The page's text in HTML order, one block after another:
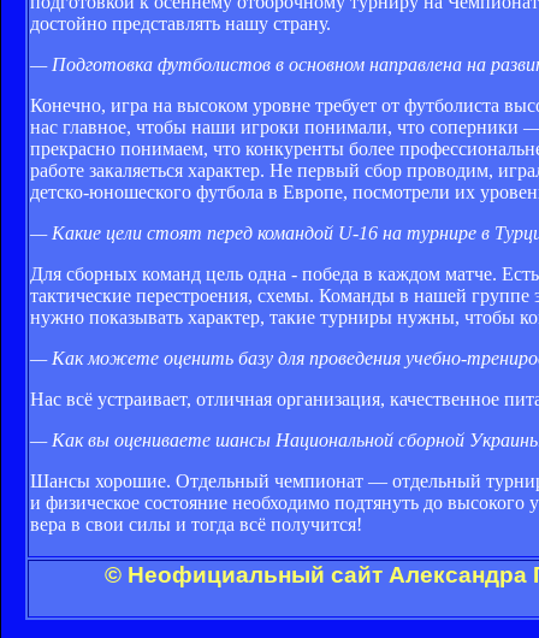
достойно представлять нашу страну.
— Подготовка футболистов в основном направлена на
Конечно, игра на высоком уровне требует от футболиста
нас главное, чтобы наши игроки понимали, что соперники
прекрасно понимаем, что конкуренты более
работе закаляеться характер. Не первый сбор проводим,
детско-юношеского футбола в Европе, посмотрели их
— Какие цели стоят перед командой U-16 на турнире в
Для сборных команд цель одна - победа в каждом матче.
тактические перестроения, схемы. Команды в нашей
нужно показывать характер, такие турниры нужны, чтобы
— Как можете оценить базу для проведения учебно-
Нас всё устраивает, отличная организация, качественное
— Как вы оцениваете шансы Национальной сборной
Шансы хорошие. Отдельный чемпионат — отдельный
и физическое состояние необходимо подтянуть до
вера в свои силы и тогда всё получится!
© Неофициальный сайт Александра